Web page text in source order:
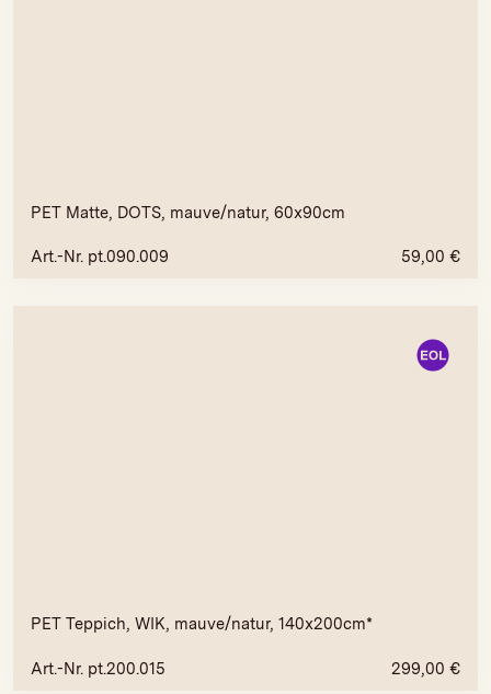
PET Matte, DOTS, mauve/natur, 60x90cm
Art.-Nr. pt.090.009 59,00 €
PET Teppich, WIK, mauve/natur, 140x200cm*
Art.-Nr. pt.200.015 299,00 €